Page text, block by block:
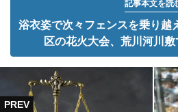
記事本文を読
浴衣姿で次々フェンスを乗り
区の花火大会、荒川河川